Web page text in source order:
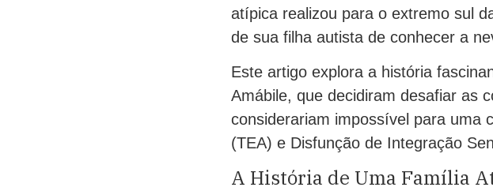
atípica realizou para o extremo sul
de sua filha autista de conhecer a
Este artigo explora a história
Amábile, que decidiram desafiar as
considerariam impossível para uma
(TEA) e Disfunção de Integração
A História de Uma Família